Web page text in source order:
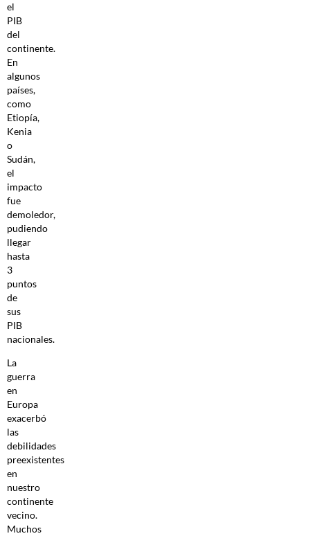
el
PIB
del
continente.
En
algunos
países,
como
Etiopía,
Kenia
o
Sudán,
el
impacto
fue
demoledor,
pudiendo
llegar
hasta
3
puntos
de
sus
PIB
nacionales.
La
guerra
en
Europa
exacerbó
las
debilidades
preexistentes
en
nuestro
continente
vecino.
Muchos